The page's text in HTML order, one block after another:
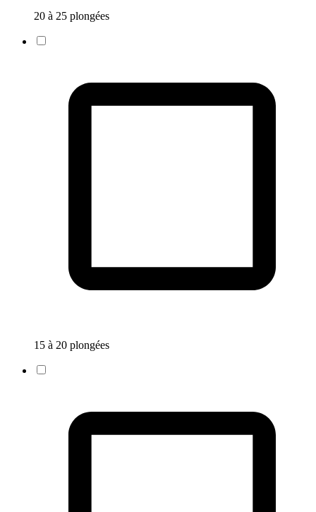
20 à 25 plongées
15 à 20 plongées